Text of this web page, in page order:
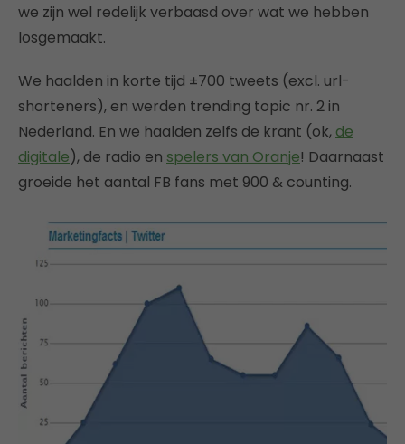
we zijn wel redelijk verbaasd over wat we hebben
losgemaakt.
We haalden in korte tijd ±700 tweets (excl. url-
shorteners), en werden trending topic nr. 2 in
Nederland. En we haalden zelfs de krant (ok, de
digitale), de radio en spelers van Oranje! Daarnaast
groeide het aantal FB fans met 900 & counting.